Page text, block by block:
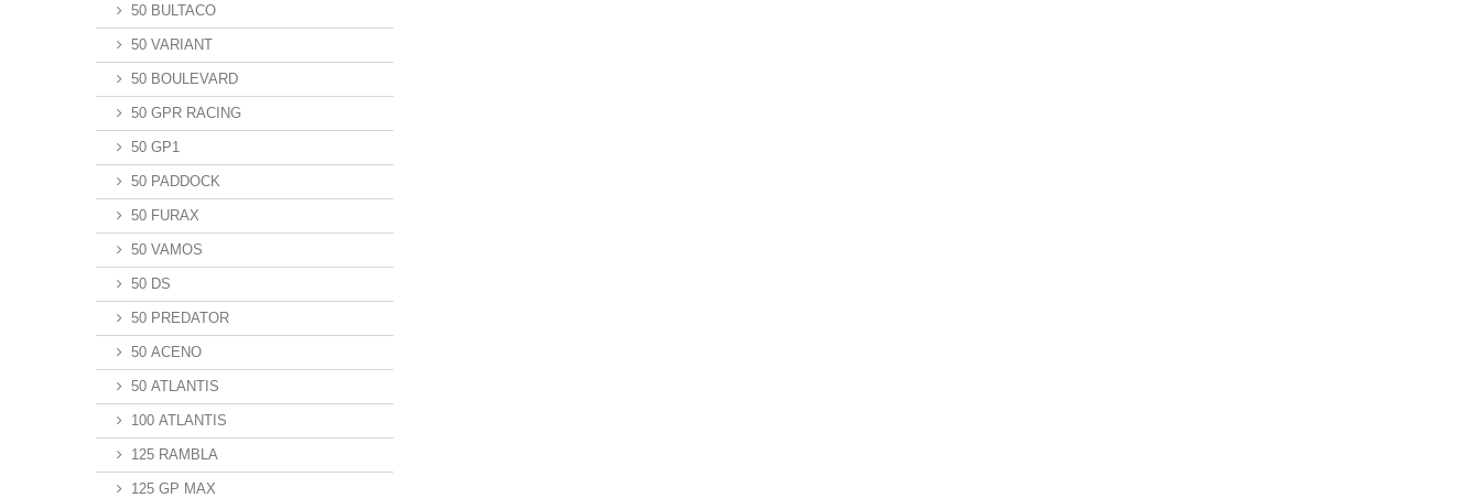
50 BULTACO
50 VARIANT
50 BOULEVARD
50 GPR RACING
50 GP1
50 PADDOCK
50 FURAX
50 VAMOS
50 DS
50 PREDATOR
50 ACENO
50 ATLANTIS
100 ATLANTIS
125 RAMBLA
125 GP MAX